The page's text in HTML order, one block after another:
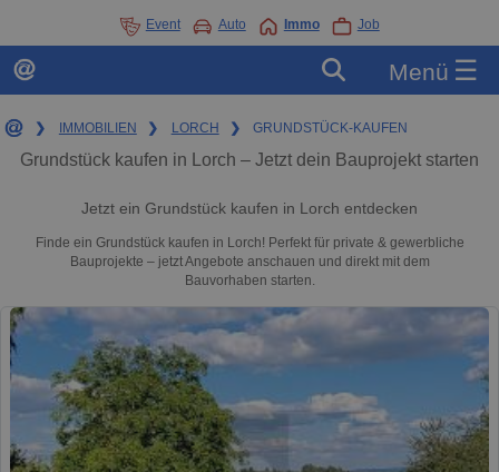
Event Auto Immo Job
Menü ☰
❯ IMMOBILIEN ❯ LORCH ❯ GRUNDSTÜCK-KAUFEN
Grundstück kaufen in Lorch – Jetzt dein Bauprojekt starten
Jetzt ein Grundstück kaufen in Lorch entdecken
Finde ein Grundstück kaufen in Lorch! Perfekt für private & gewerbliche
Bauprojekte – jetzt Angebote anschauen und direkt mit dem
Bauvorhaben starten.